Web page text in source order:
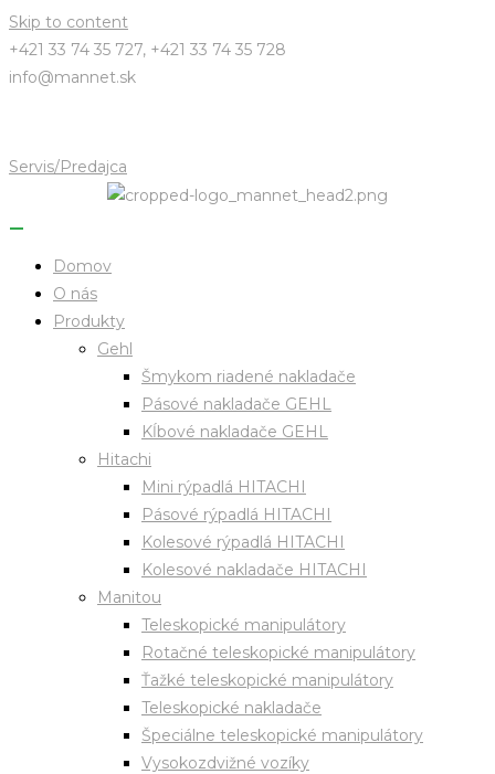
Skip to content
+421 33 74 35 727, +421 33 74 35 728
info@mannet.sk
Servis/Predajca
Domov
O nás
Produkty
Gehl
Šmykom riadené nakladače
Pásové nakladače GEHL
Kĺbové nakladače GEHL
Hitachi
Mini rýpadlá HITACHI
Pásové rýpadlá HITACHI
Kolesové rýpadlá HITACHI
Kolesové nakladače HITACHI
Manitou
Teleskopické manipulátory
Rotačné teleskopické manipulátory
Ťažké teleskopické manipulátory
Teleskopické nakladače
Špeciálne teleskopické manipulátory
Vysokozdvižné vozíky